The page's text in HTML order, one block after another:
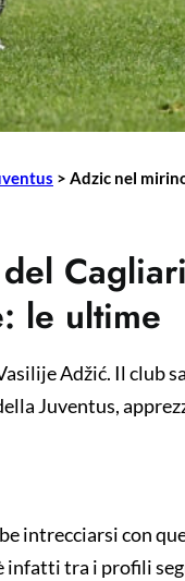
> Adzic nel
le ultime
Adžić. Il club
Juventus,
intrecciarsi con
infatti tra i profili